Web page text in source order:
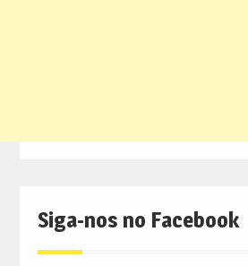
Siga-nos no Facebook